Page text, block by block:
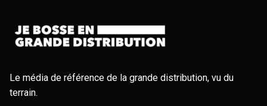
Le média de référence de la grande distribution, vu du
terrain.